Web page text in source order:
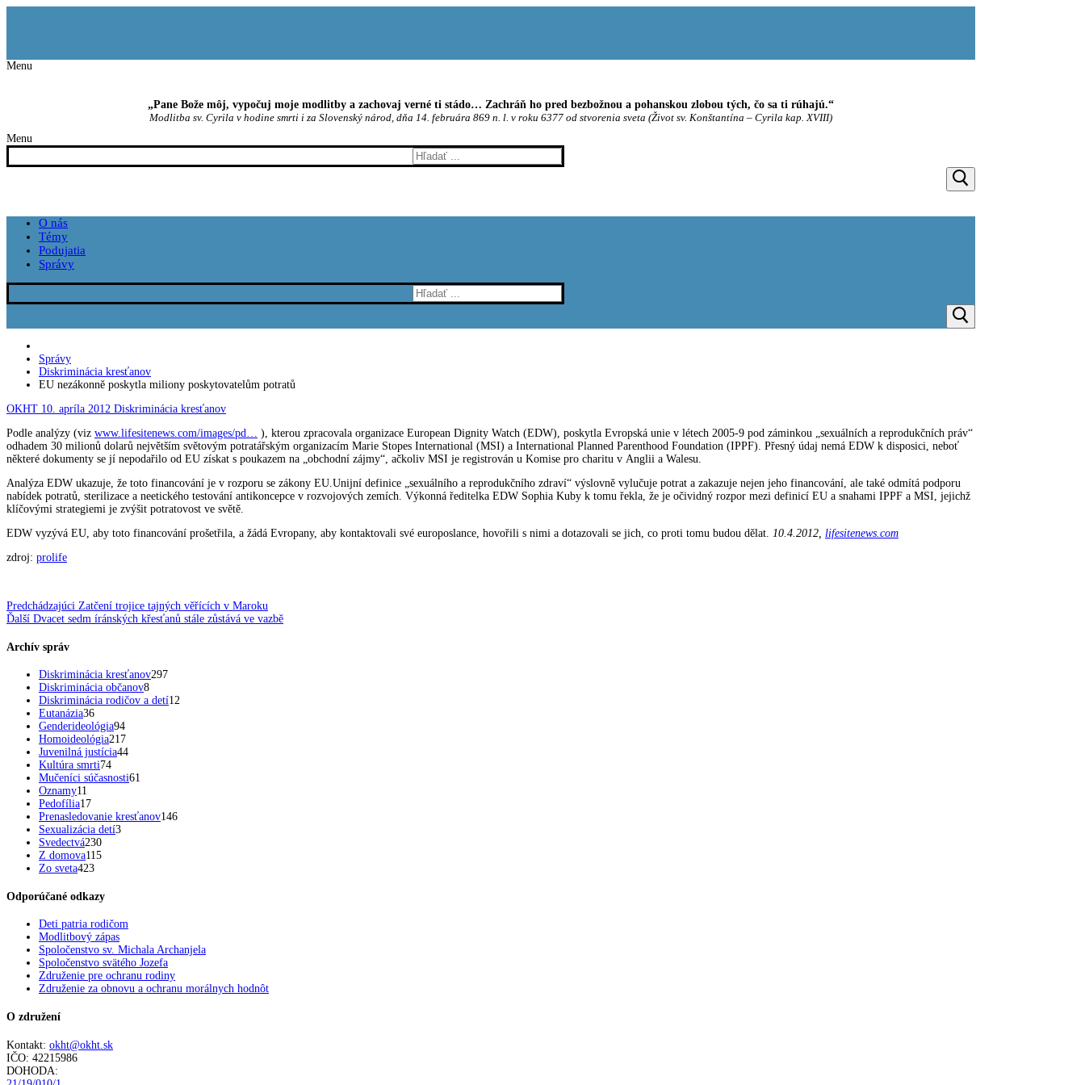
Menu
„Pane Bože môj, vypočuj moje modlitby a zachovaj verné ti stádo… Zachráň ho pred bezbožnou a pohanskou zlobou tých, čo sa ti rúhajú.“
Modlitba sv. Cyrila v hodine smrti i za Slovenský národ, dňa 14. februára 869 n. l. v roku 6377 od stvorenia sveta (Život sv. Konštantína – Cyrila kap. XVIII)
Menu
Hľadať:
O nás
Témy
Podujatia
Správy
Hľadať:
Správy
Diskriminácia kresťanov
EU nezákonně poskytla miliony poskytovatelům potratů
OKHT 10. apríla 2012 Diskriminácia kresťanov
Podle analýzy (viz www.lifesitenews.com/images/pd… ), kterou zpracovala organizace European Dignity Watch (EDW), poskytla Evropská unie v létech 2005-9 pod záminkou „sexuálních a reprodukčních práv“
odhadem 30 milionů dolarů největším světovým potratářským organizacím Marie Stopes International (MSI) a International Planned Parenthood Foundation (IPPF). Přesný údaj nemá EDW k disposici, neboť
některé dokumenty se jí nepodařilo od EU získat s poukazem na „obchodní zájmy“, ačkoliv MSI je registrován u Komise pro charitu v Anglii a Walesu.
Analýza EDW ukazuje, že toto financování je v rozporu se zákony EU.Unijní definice „sexuálního a reprodukčního zdraví“ výslovně vylučuje potrat a zakazuje nejen jeho financování, ale také odmítá podporu
nabídek potratů, sterilizace a neetického testování antikoncepce v rozvojových zemích. Výkonná ředitelka EDW Sophia Kuby k tomu řekla, že je očividný rozpor mezi definicí EU a snahami IPPF a MSI, jejichž
klíčovými strategiemi je zvýšit potratovost ve světě.
EDW vyzývá EU, aby toto financování prošetřila, a žádá Evropany, aby kontaktovali své europoslance, hovořili s nimi a dotazovali se jich, co proti tomu budou dělat. 10.4.2012, lifesitenews.com
zdroj: prolife
Navigácia
v
článku
Predchádzajúci Predchádzajúci
článok:
Zatčení trojice tajných věřících v Maroku
Ďalší Ďalší
Dvacet sedm íránských křesťanů stále zůstává ve vazbě
Archív správ
Diskriminácia kresťanov297
Diskriminácia občanov8
Diskriminácia rodičov a detí12
Eutanázia36
Genderideológia94
Homoideológia217
Juvenilná justícia44
Kultúra smrti74
Mučeníci súčasnosti61
Oznamy11
Pedofília17
Prenasledovanie kresťanov146
Sexualizácia detí3
Svedectvá230
Z domova115
Zo sveta423
Odporúčané odkazy
Deti patria rodičom
Modlitbový zápas
Spoločenstvo sv. Michala Archanjela
Spoločenstvo svätého Jozefa
Združenie pre ochranu rodiny
Združenie za obnovu a ochranu morálnych hodnôt
O združení
Kontakt: okht@okht.sk
IČO: 42215986
DOHODA: